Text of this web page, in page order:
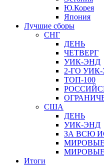
Ю.Корея
Япония
Лучшие сборы
СНГ
ДЕНЬ
ЧЕТВЕРГ
УИК-ЭНД
2-ГО
ТОП-100
США
ДЕНЬ
УИК-ЭНД
ЗА ВСЮ
МИРОВЫЕ
Итоги